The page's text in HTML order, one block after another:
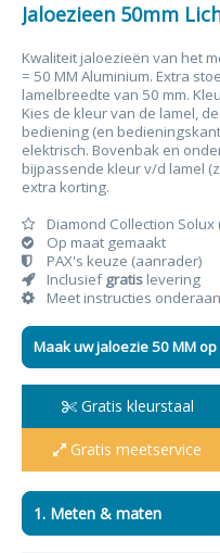
Jaloezieen 50mm
Kwaliteit jaloezieën van het
= 50 MM Aluminium. Extra
lamelbreedte van 50 mm.
Kies de kleur van de lamel,
bediening (en
elektrisch. Bovenbak en
bijpassende kleur v/d lamel
extra korting.
Diamond Collection Solux
Op maat gemaakt
PAX's keuze (aanrader)
Inclusiefgratis levering
Meet instructies
Maak uw jaloezie 50 MM
Gratis kleurstaal
Gratis meetservice
1. Meten & maten